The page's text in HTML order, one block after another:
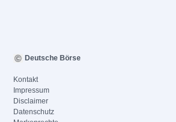
Deutsche Börse
Kontakt
Impressum
Disclaimer
Datenschutz